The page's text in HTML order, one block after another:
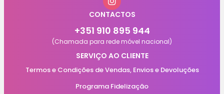
CONTACTOS
+351 910 895 944
(Chamada para rede móvel nacional)
SERVIÇO AO CLIENTE
Termos e Condições de Vendas, Envios e Devoluções
Programa Fidelização